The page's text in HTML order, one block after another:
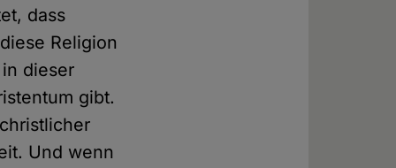
dass
Religion
dieser
gibt.
Und wenn